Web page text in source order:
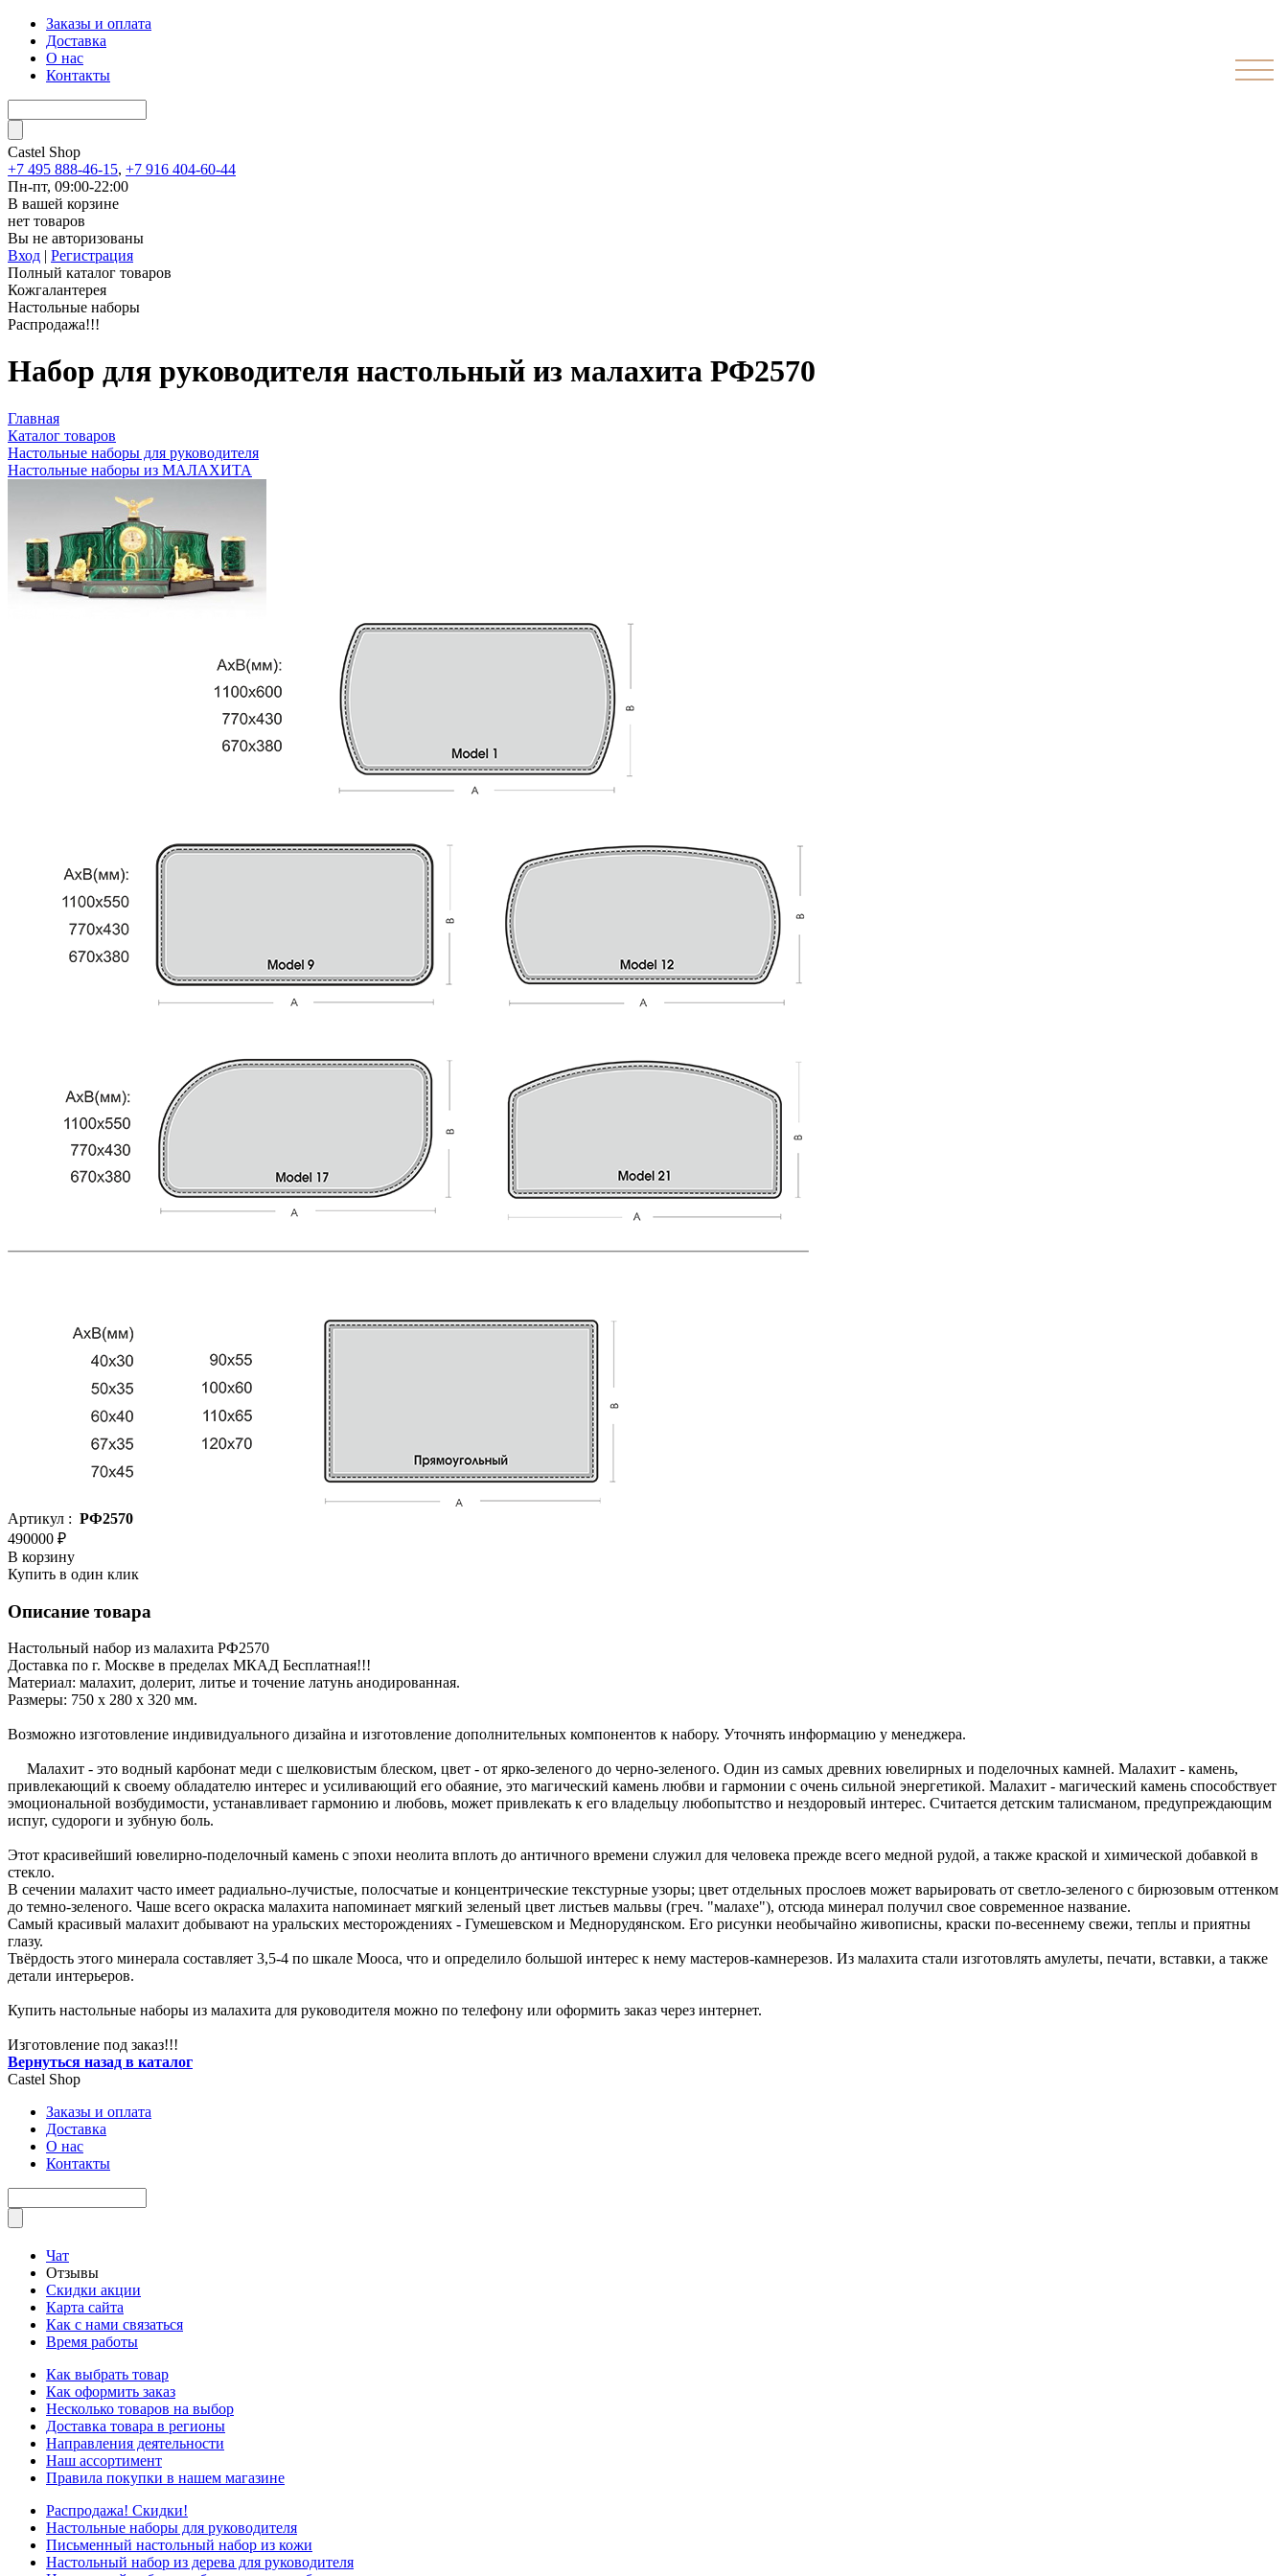
Заказы и оплата
Доставка
О нас
Контакты
Castel Shop
+7 495 888-46-15, +7 916 404-60-44
Пн-пт, 09:00-22:00
В вашей корзине
нет товаров
Вы не авторизованы
Вход | Регистрация
Полный каталог товаров
Кожгалантерея
Настольные наборы
Распродажа!!!
Набор для руководителя настольный из малахита РФ2570
Главная
Каталог товаров
Настольные наборы для руководителя
Настольные наборы из МАЛАХИТА
Артикул : РФ2570
490000 ₽
В корзину
Купить в один клик
Описание товара
Настольный набор из малахита РФ2570
Доставка по г. Москве в пределах МКАД Бесплатная!!!
Материал: малахит, долерит, литье и точение латунь анодированная.
Размеры: 750 x 280 x 320 мм.
Возможно изготовление индивидуального дизайна и изготовление дополнительных компонентов к набору. Уточнять информацию у менеджера.
Малахит - это водный карбонат меди с шелковистым блеском, цвет - от ярко-зеленого до черно-зеленого. Один из самых древних ювелирных и поделочных камней. Малахит - камень,
привлекающий к своему обладателю интерес и усиливающий его обаяние, это магический камень любви и гармонии с очень сильной энергетикой. Малахит - магический камень способствует
эмоциональной возбудимости, устанавливает гармонию и любовь, может привлекать к его владельцу любопытство и нездоровый интерес. Считается детским талисманом, предупреждающим
испуг, судороги и зубную боль.
Этот красивейший ювелирно-поделочный камень с эпохи неолита вплоть до античного времени служил для человека прежде всего медной рудой, а также краской и химической добавкой в
стекло.
В сечении малахит часто имеет радиально-лучистые, полосчатые и концентрические текстурные узоры; цвет отдельных прослоев может варьировать от светло-зеленого с бирюзовым оттенком
до темно-зеленого. Чаше всего окраска малахита напоминает мягкий зеленый цвет листьев мальвы (греч. "малахе"), отсюда минерал получил свое современное название.
Самый красивый малахит добывают на уральских месторождениях - Гумешевском и Меднорудянском. Его рисунки необычайно живописны, краски по-весеннему свежи, теплы и приятны
глазу.
Твёрдость этого минерала составляет 3,5-4 по шкале Мооса, что и определило большой интерес к нему мастеров-камнерезов. Из малахита стали изготовлять амулеты, печати, вставки, а также
детали интерьеров.
Купить настольные наборы из малахита для руководителя можно по телефону или оформить заказ через интернет.
Изготовление под заказ!!!
Вернуться назад в каталог
Castel Shop
Заказы и оплата
Доставка
О нас
Контакты
Чат
Отзывы
Скидки акции
Карта сайта
Как с нами связаться
Время работы
Как выбрать товар
Как оформить заказ
Несколько товаров на выбор
Доставка товара в регионы
Направления деятельности
Наш ассортимент
Правила покупки в нашем магазине
Распродажа! Скидки!
Настольные наборы для руководителя
Письменный настольный набор из кожи
Настольный набор из дерева для руководителя